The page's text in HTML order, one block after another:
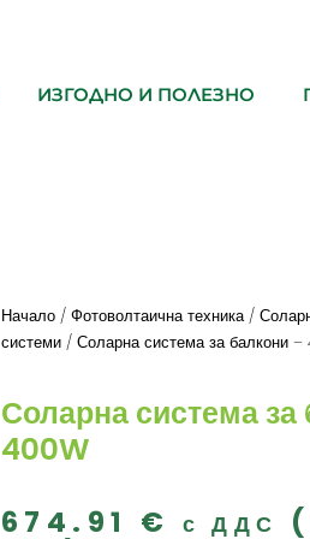
ИЗГОДНО И ПОЛЕЗНО
Начало / Фотоволтаична техника/
системи / Соларна система за балкони
Соларна система за
400W
674.91 € с ДДС